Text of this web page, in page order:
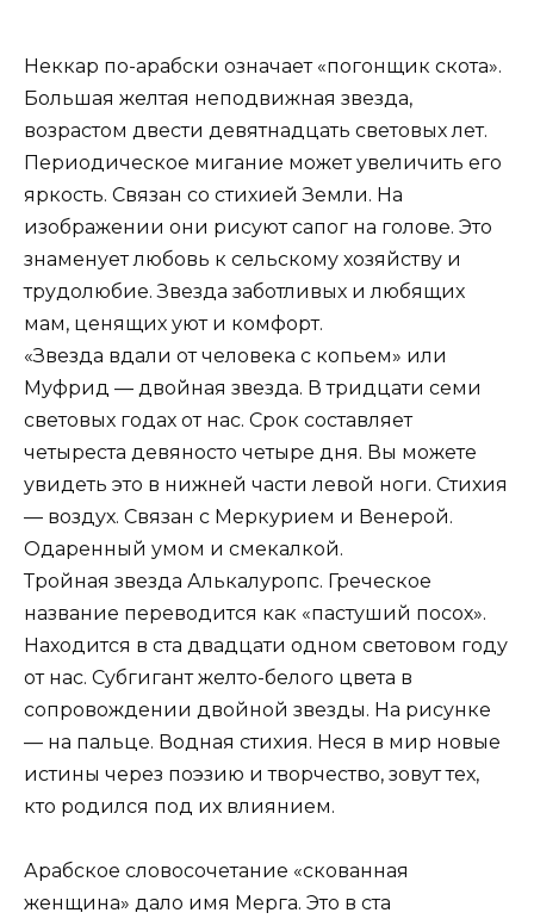
Неккар по-арабски означает «погонщик скота».
Большая желтая неподвижная звезда,
возрастом двести девятнадцать световых лет.
Периодическое мигание может увеличить его
яркость. Связан со стихией Земли. На
изображении они рисуют сапог на голове. Это
знаменует любовь к сельскому хозяйству и
трудолюбие. Звезда заботливых и любящих
мам, ценящих уют и комфорт.
«Звезда вдали от человека с копьем» или
Муфрид — двойная звезда. В тридцати семи
световых годах от нас. Срок составляет
четыреста девяносто четыре дня. Вы можете
увидеть это в нижней части левой ноги. Стихия
— воздух. Связан с Меркурием и Венерой.
Одаренный умом и смекалкой.
Тройная звезда Алькалуропс. Греческое
название переводится как «пастуший посох».
Находится в ста двадцати одном световом году
от нас. Субгигант желто-белого цвета в
сопровождении двойной звезды. На рисунке
— на пальце. Водная стихия. Неся в мир новые
истины через поэзию и творчество, зовут тех,
кто родился под их влиянием.
Арабское словосочетание «скованная
женщина» дало имя Мерга. Это в ста